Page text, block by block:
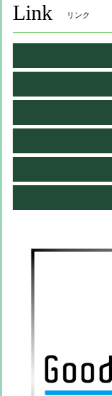
Link リンク